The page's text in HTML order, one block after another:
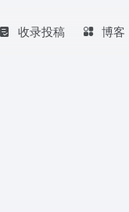
收录投稿 博客